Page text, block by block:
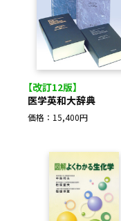
【改訂12版】
医学英和大辞典
価格：15,400円